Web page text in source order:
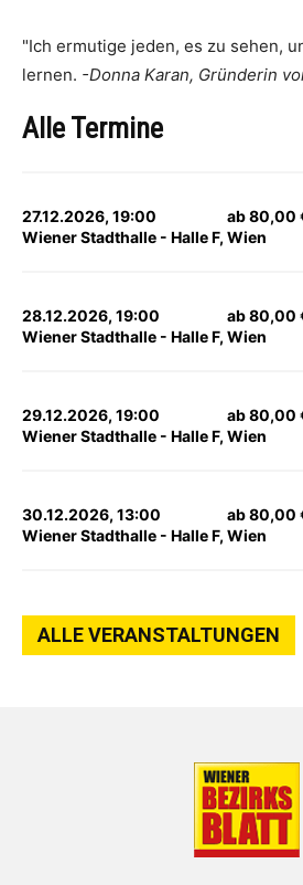
"Ich ermutige jeden, es zu sehen,
lernen. -Donna Karan, Gründerin
Alle Termine
27.12.2026, 19:00
Wiener Stadthalle - Halle F, Wien
ab 80,00
28.12.2026, 19:00
Wiener Stadthalle - Halle F, Wien
ab 80,00
29.12.2026, 19:00
Wiener Stadthalle - Halle F, Wien
ab 80,00
30.12.2026, 13:00
Wiener Stadthalle - Halle F, Wien
ab 80,00
ALLE VERANSTALTUNGEN